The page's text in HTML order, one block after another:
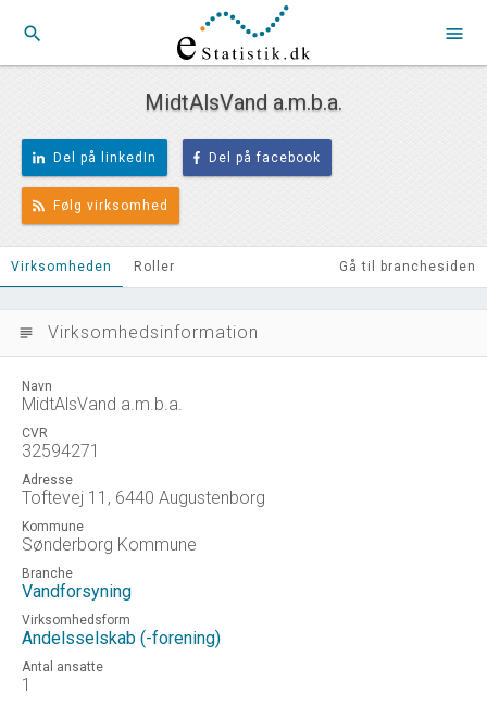
search menu
MidtAlsVand a.m.b.a.
Del på linkedIn Del på facebook
Følg virksomhed
Virksomheden Roller Gå til branchesiden
subject Virksomhedsinformation
Navn
MidtAlsVand a.m.b.a.
CVR
32594271
Adresse
Toftevej 11, 6440 Augustenborg
Kommune
Sønderborg Kommune
Branche
Vandforsyning
Virksomhedsform
Andelsselskab (-forening)
Antal ansatte
1